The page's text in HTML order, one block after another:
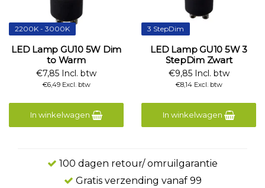
2200K - 3000K
LED Lamp GU10 5W Dim
to Warm
€7,85 Incl. btw
€6,49 Excl. btw
In winkelwagen
3 StepDim
LED Lamp GU10 5W 3
StepDim Zwart
€9,85 Incl. btw
€8,14 Excl. btw
In winkelwagen
100 dagen retour/ omruilgarantie
Gratis verzending vanaf 99